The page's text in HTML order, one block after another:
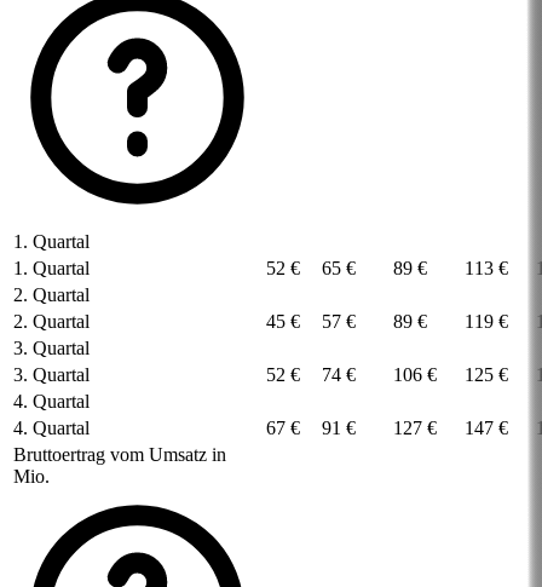
1. Quartal
1. Quartal
52 € 65 € 89 € 113 €
2. Quartal
2. Quartal
45 € 57 € 89 € 119 €
3. Quartal
3. Quartal
52 € 74 € 106 € 125 €
4. Quartal
4. Quartal
67 € 91 € 127 € 147 €
Bruttoertrag vom Umsatz in
Mio.